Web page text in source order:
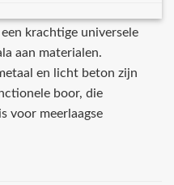
krachtige universele
aan materialen.
en licht beton zijn
boor, die
voor meerlaagse